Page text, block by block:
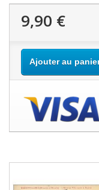
9,90 €
Ajouter au